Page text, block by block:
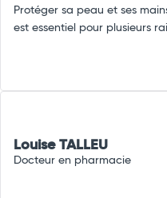
Protéger sa peau et ses
est essentiel pour plusieurs
Louise TALLEU
Docteur en pharmacie